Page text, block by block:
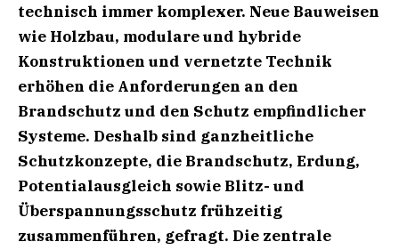
technisch immer komplexer. Neue Bauweisen
wie Holzbau, modulare und hybride
Konstruktionen und vernetzte Technik
erhöhen die Anforderungen an den
Brandschutz und den Schutz empfindlicher
Systeme. Deshalb sind ganzheitliche
Schutzkonzepte, die Brandschutz, Erdung,
Potentialausgleich sowie Blitz- und
Überspannungsschutz frühzeitig
zusammenführen, gefragt. Die zentrale